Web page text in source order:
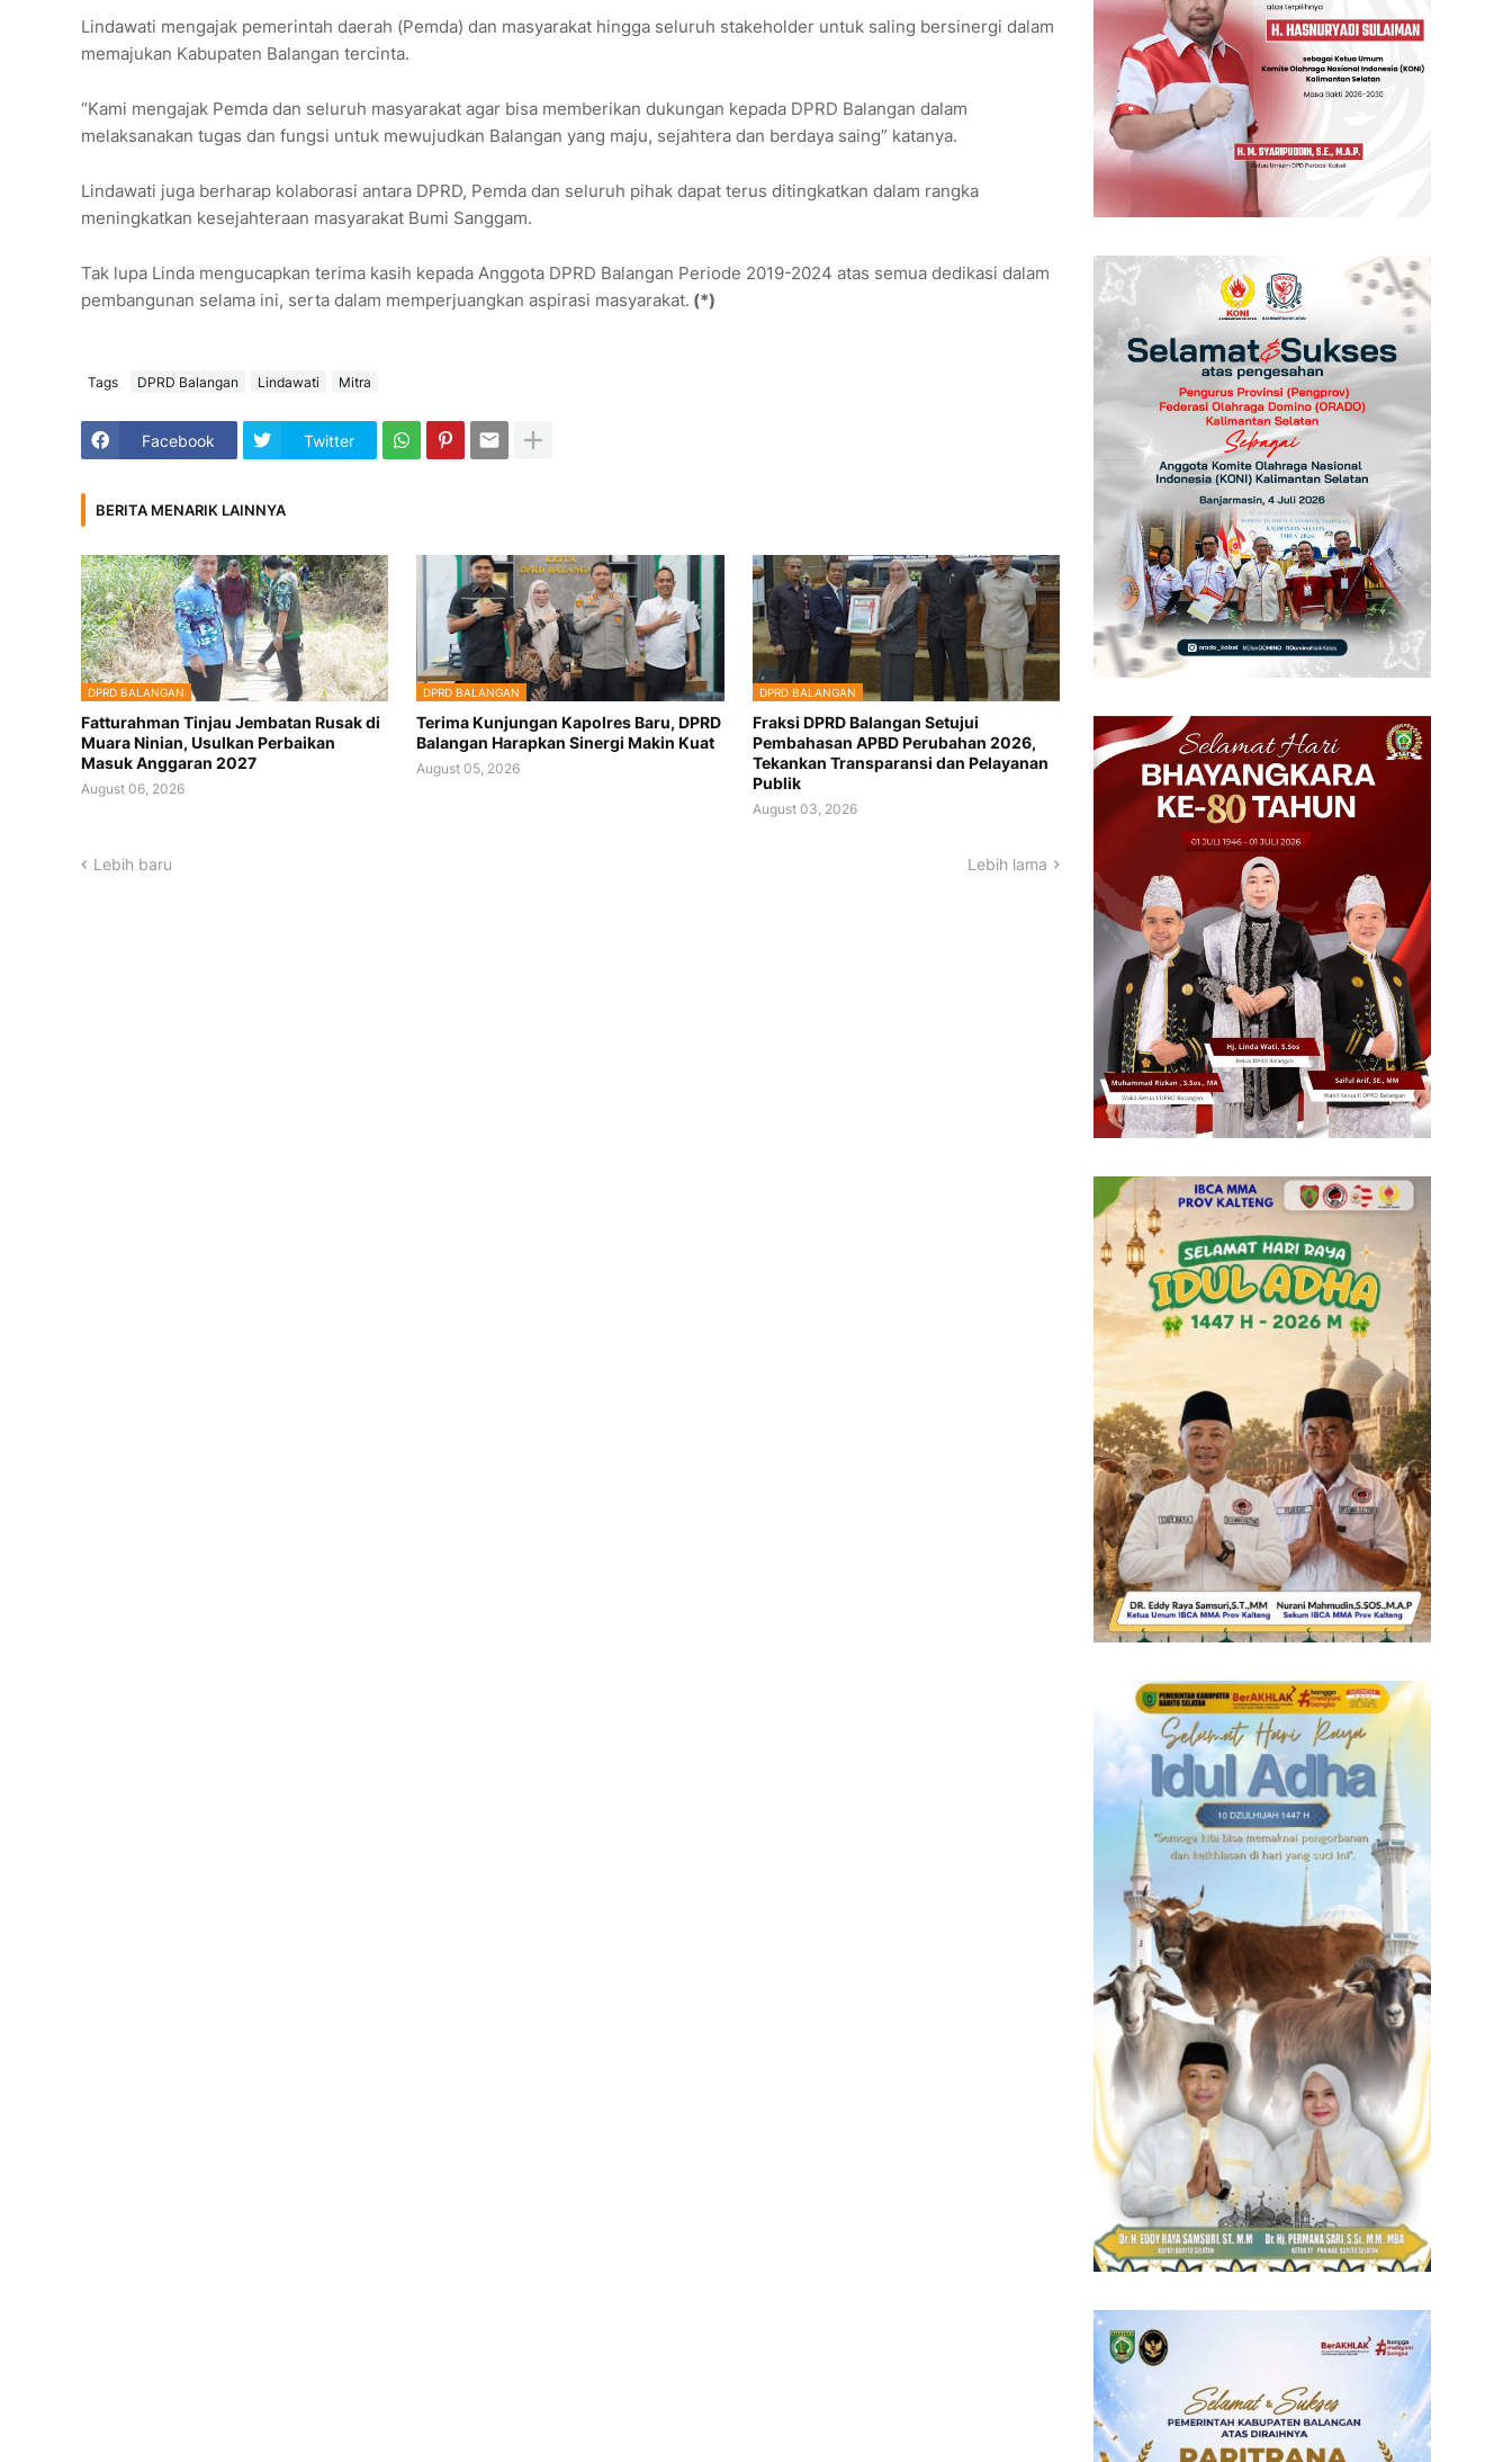
Lindawati mengajak pemerintah daerah (Pemda) dan masyarakat hingga seluruh stakeholder untuk saling bersinergi dalam
memajukan Kabupaten Balangan tercinta.
“Kami mengajak Pemda dan seluruh masyarakat agar bisa memberikan dukungan kepada DPRD Balangan dalam
melaksanakan tugas dan fungsi untuk mewujudkan Balangan yang maju, sejahtera dan berdaya saing” katanya.
Lindawati juga berharap kolaborasi antara DPRD, Pemda dan seluruh pihak dapat terus ditingkatkan dalam rangka
meningkatkan kesejahteraan masyarakat Bumi Sanggam.
Tak lupa Linda mengucapkan terima kasih kepada Anggota DPRD Balangan Periode 2019-2024 atas semua dedikasi dalam
pembangunan selama ini, serta dalam memperjuangkan aspirasi masyarakat. (*)
Tags DPRD Balangan Lindawati Mitra
Facebook Twitter
BERITA MENARIK LAINNYA
DPRD BALANGAN
Fatturahman Tinjau Jembatan Rusak di
Muara Ninian, Usulkan Perbaikan
Masuk Anggaran 2027
August 06, 2026
DPRD BALANGAN
Terima Kunjungan Kapolres Baru, DPRD
Balangan Harapkan Sinergi Makin Kuat
August 05, 2026
DPRD BALANGAN
Fraksi DPRD Balangan Setujui
Pembahasan APBD Perubahan 2026,
Tekankan Transparansi dan Pelayanan
Publik
August 03, 2026
Lebih baru Lebih lama